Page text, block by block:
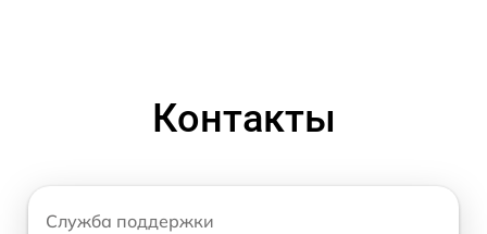
Контакты
Служба поддержки